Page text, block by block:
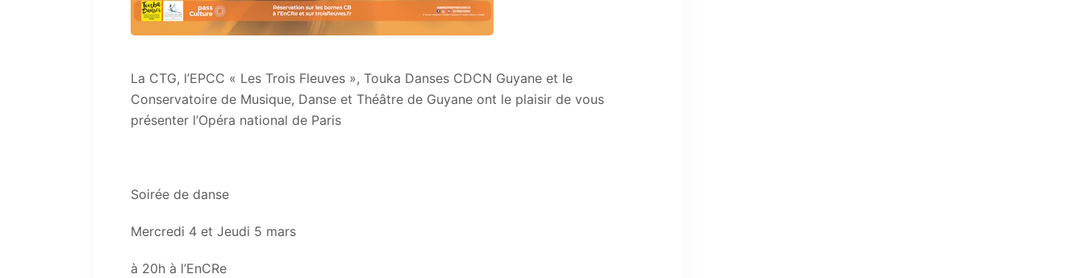
La CTG, l’EPCC « Les Trois Fleuves », Touka Danses CDCN Guyane et le
Conservatoire de Musique, Danse et Théâtre de Guyane ont le plaisir de vous
présenter l’Opéra national de Paris
Soirée de danse
Mercredi 4 et Jeudi 5 mars
à 20h à l’EnCRe